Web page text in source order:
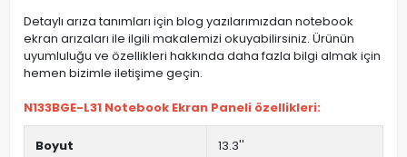
Detaylı arıza tanımları için blog yazılarımızdan notebook
ekran arızaları ile ilgili makalemizi okuyabilirsiniz. Ürünün
uyumluluğu ve özellikleri hakkında daha fazla bilgi almak için
hemen bizimle iletişime geçin.
N133BGE-L31 Notebook Ekran Paneli özellikleri:
Boyut 13.3''